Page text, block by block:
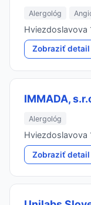
Alergológ
Hviezdoslavova
Zobraziť detail
IMMADA,
Alergológ
Hviezdoslavova
Zobraziť detail